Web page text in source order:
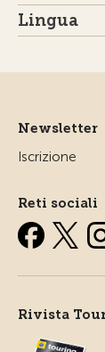
Lingua
Newsletter
Iscrizione
Reti sociali
Rivista